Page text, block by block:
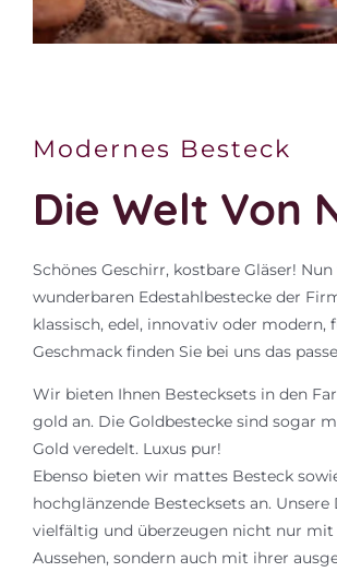
Modernes Besteck
Die Welt Von
Schönes Geschirr, kostbare Gläser!
wunderbaren Edestahlbestecke der
klassisch, edel, innovativ oder modern,
Geschmack finden Sie bei uns das
Wir bieten Ihnen Bestecksets in den
gold an. Die Goldbestecke sind sogar
Gold veredelt. Luxus pur!
Ebenso bieten wir mattes Besteck
hochglänzende Bestecksets an. Unsere
vielfältig und überzeugen nicht nur
Aussehen, sondern auch mit ihrer